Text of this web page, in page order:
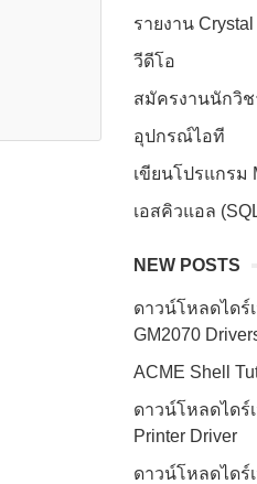
รายงาน
วีดีโอ
สมัครงานนักวิช
อุปกรณ์ไอที
เขียนโปรแกรม
เอสคิวแอล
NEW POSTS
ดาวน์โหลดไดร์
GM2070
ACME Shell
ดาวน์โหลดไดร์
Printer Driver
ดาวน์โหลดไดร์